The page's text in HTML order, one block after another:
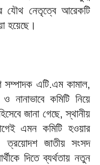
নেতৃত্বে আরেকটি
হয়েছে।
সম্পাদক এটি.এম কামাল,
নানাভাবে কমিটি নিয়ে
জানা গেছে, স্থানীয়
এমন কমিটি হওয়ার
জাতীয় সংসদ
দিতে ব্যর্থতায় নতুন